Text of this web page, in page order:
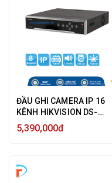
ĐẦU GHI CAMERA IP 16
KÊNH HIKVISION DS-
7716NI-K4 8MP ULTRA HD
4K, 4 HDD SATA - HÀNG
5,390,000đ